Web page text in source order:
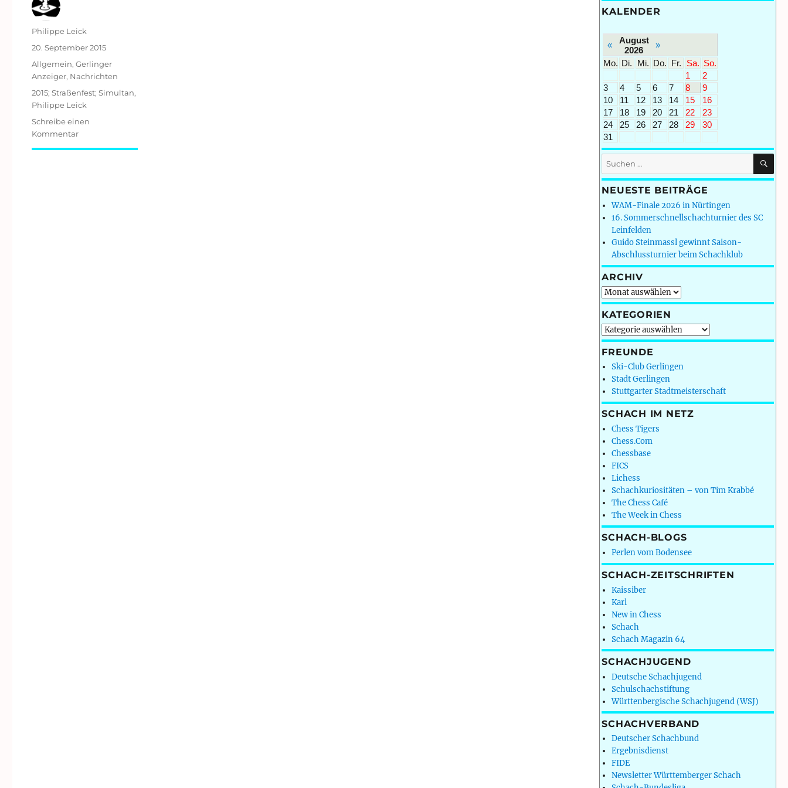
Autor
Philippe Leick
Veröffentlicht
am
20. September 2015
Kategorien
Allgemein, Gerlinger
Anzeiger, Nachrichten
Schlagwörter
2015; Straßenfest; Simultan,
Philippe Leick
Schreibe einen
Kommentarzu
Straßenfest
KALENDER
«
August
2026
»
Mo. Di. Mi. Do. Fr. Sa. So.
1
2
3
4 5 6 7 8
9
10
11 12 13 14 15
16
17
18 19 20 21 22
23
24
25 26 27 28 29
30
31
Suchen
nach:
NEUESTE BEITRÄGE
WAM-Finale 2026 in Nürtingen
16. Sommerschnellschachturnier des SC
Leinfelden
Guido Steinmassl gewinnt Saison-
Abschlussturnier beim Schachklub
ARCHIV
Archiv
KATEGORIEN
Kategorien
FREUNDE
Ski-Club Gerlingen
Stadt Gerlingen
Stuttgarter Stadtmeisterschaft
SCHACH IM NETZ
Chess Tigers
Chess.Com
Chessbase
FICS
Lichess
Schachkuriositäten – von Tim Krabbé
The Chess Café
The Week in Chess
SCHACH-BLOGS
Perlen vom Bodensee
SCHACH-ZEITSCHRIFTEN
Kaissiber
Karl
New in Chess
Schach
Schach Magazin 64
SCHACHJUGEND
Deutsche Schachjugend
Schulschachstiftung
Württenbergische Schachjugend (WSJ)
SCHACHVERBAND
Deutscher Schachbund
Ergebnisdienst
FIDE
Newsletter Württemberger Schach